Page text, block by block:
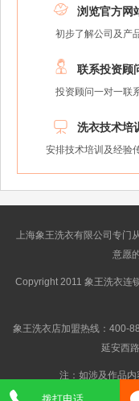
 浏览官方网
初步了解公司及产
 联系投资顾
投资顾问一对一联
 洗衣技术培
安排技术培训及经验
上海象王洗衣有限公司专门
意愿
Copyright 2011 象王洗衣连
象王洗衣店加盟热线：400-
延安西
注：如涉及作品内